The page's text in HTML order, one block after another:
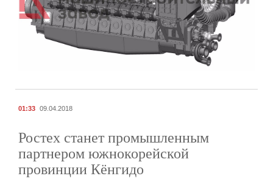
01:33 09.04.2018
Ростех станет промышленным
партнером южнокорейской
провинции Кёнгидо